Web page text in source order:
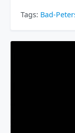
Tags: Bad-